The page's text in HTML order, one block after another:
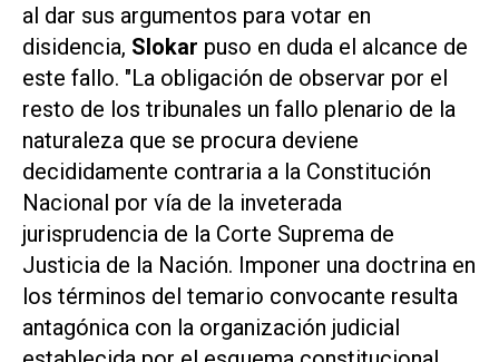
al dar sus argumentos para votar en
disidencia, Slokar puso en duda el alcance de
este fallo. "La obligación de observar por el
resto de los tribunales un fallo plenario de la
naturaleza que se procura deviene
decididamente contraria a la Constitución
Nacional por vía de la inveterada
jurisprudencia de la Corte Suprema de
Justicia de la Nación. Imponer una doctrina en
los términos del temario convocante resulta
antagónica con la organización judicial